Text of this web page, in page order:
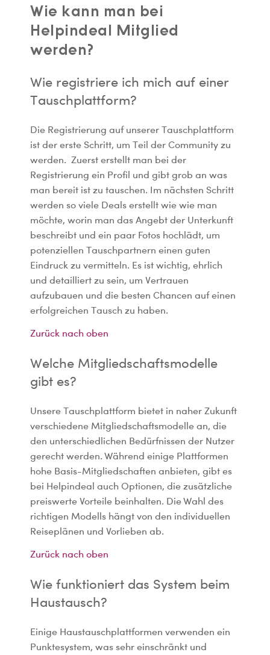
Wie kann man bei
Helpindeal Mitglied
werden?
Wie registriere ich mich auf einer
Tauschplattform?
Die Registrierung auf unserer Tauschplattform
ist der erste Schritt, um Teil der Community zu
werden. Zuerst erstellt man bei der
Registrierung ein Profil und gibt grob an was
man bereit ist zu tauschen. Im nächsten Schritt
werden so viele Deals erstellt wie wie man
möchte, worin man das Angebt der Unterkunft
beschreibt und ein paar Fotos hochlädt, um
potenziellen Tauschpartnern einen guten
Eindruck zu vermitteln. Es ist wichtig, ehrlich
und detailliert zu sein, um Vertrauen
aufzubauen und die besten Chancen auf einen
erfolgreichen Tausch zu haben.
Zurück nach oben
Welche Mitgliedschaftsmodelle
gibt es?
Unsere Tauschplattform bietet in naher Zukunft
verschiedene Mitgliedschaftsmodelle an, die
den unterschiedlichen Bedürfnissen der Nutzer
gerecht werden. Während einige Plattformen
hohe Basis-Mitgliedschaften anbieten, gibt es
bei Helpindeal auch Optionen, die zusätzliche
preiswerte Vorteile beinhalten. Die Wahl des
richtigen Modells hängt von den individuellen
Reiseplänen und Vorlieben ab.
Zurück nach oben
Wie funktioniert das System beim
Haustausch?
Einige Haustauschplattformen verwenden ein
Punktesystem, was sehr einschränkt und